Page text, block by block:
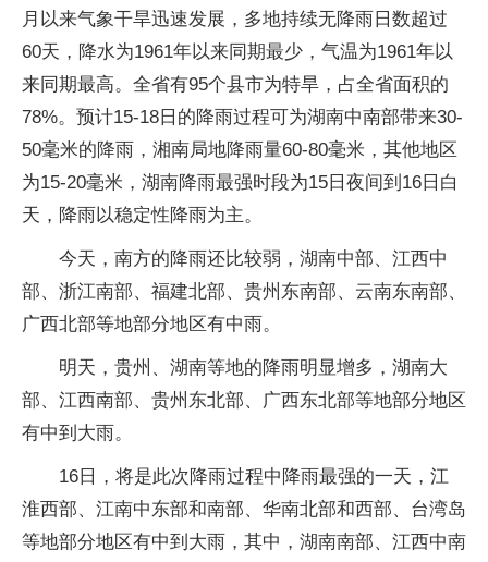
月以来气象干旱迅速发展，多地持续无降雨日数超过
60天，降水为1961年以来同期最少，气温为1961年以
来同期最高。全省有95个县市为特旱，占全省面积的
78%。预计15-18日的降雨过程可为湖南中南部带来30-
50毫米的降雨，湘南局地降雨量60-80毫米，其他地区
为15-20毫米，湖南降雨最强时段为15日夜间到16日白
天，降雨以稳定性降雨为主。
今天，南方的降雨还比较弱，湖南中部、江西中
部、浙江南部、福建北部、贵州东南部、云南东南部、
广西北部等地部分地区有中雨。
明天，贵州、湖南等地的降雨明显增多，湖南大
部、江西南部、贵州东北部、广西东北部等地部分地区
有中到大雨。
16日，将是此次降雨过程中降雨最强的一天，江
淮西部、江南中东部和南部、华南北部和西部、台湾岛
等地部分地区有中到大雨，其中，湖南南部、江西中南